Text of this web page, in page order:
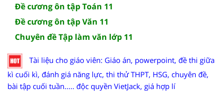
Đề cương ôn tập Toán 11
Đề cương ôn tập Văn 11
Chuyên đề Tập làm văn lớp 11
Tài liệu cho giáo viên: Giáo án, powerpoint, đề thi giữa
kì cuối kì, đánh giá năng lực, thi thử THPT, HSG, chuyên đề,
bài tập cuối tuần..... độc quyền VietJack, giá hợp lí